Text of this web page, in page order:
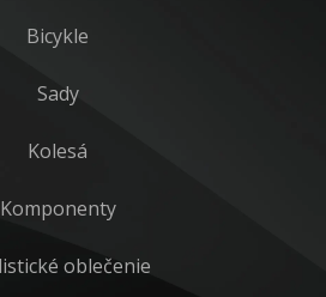
Bicykle
Sady
Kolesá
Komponenty
oblečenie